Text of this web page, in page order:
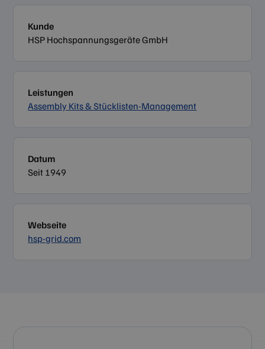
Kunde
HSP Hochspannungsgeräte GmbH
Leistungen
Assembly Kits & Stücklisten-Management
Datum
Seit 1949
Webseite
hsp-grid.com